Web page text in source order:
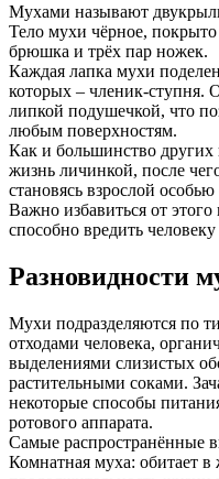
Мухами называют
Тело мухи чёрное,
брюшка и трёх пар ножек.
Каждая лапка мухи
которых – членик-ступня.
липкой подушечкой, что
любым поверхностям.
Как и большинство
жизнь личинкой, после
становясь взрослой
Важно избавиться от
способно вредить
Разновидности
Мухи подразделяются по
отходами человека,
выделениями слизистых
растительными соками.
некоторые способы
ротового аппарата.
Самые распространённые
Комнатная муха: обитает